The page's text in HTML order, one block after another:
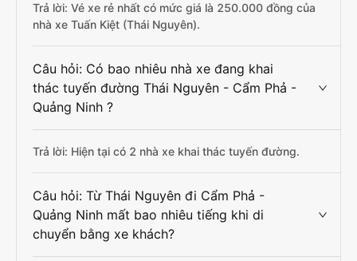
Trả lời: Vé xe rẻ nhất có mức giá là 250.000 đồng của
nhà xe Tuấn Kiệt (Thái Nguyên).
Câu hỏi: Có bao nhiêu nhà xe đang khai
thác tuyến đường Thái Nguyên - Cẩm Phả -
Quảng Ninh ?
Trả lời: Hiện tại có 2 nhà xe khai thác tuyến đường.
Câu hỏi: Từ Thái Nguyên đi Cẩm Phả -
Quảng Ninh mất bao nhiêu tiếng khi di
chuyển bằng xe khách?